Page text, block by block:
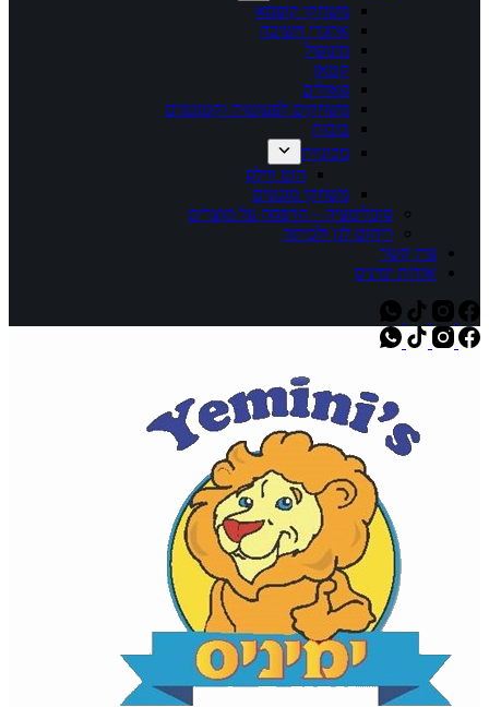
משחקי קופסא
אתגרי חשיבה
מונופול
קטאן
פאזלים
משחקים לפעוטות וקטנטנים
בובות
מכוניות
הוט ווילס
משחקי מגנטים
סובלימציה – הדפסה על מוצרים
ריהוט לגן ולכיתה
צרו קשר
אודות ימיניס